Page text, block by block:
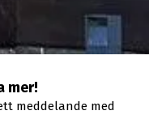
mer!
meddelande med